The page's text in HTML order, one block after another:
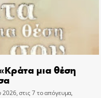
μια θέση
στις 7 το απόγευμα,